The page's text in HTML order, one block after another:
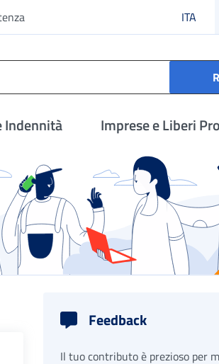
ITA
Indennità Imprese e Liberi
Feedback
Il tuo contributo è prezioso per